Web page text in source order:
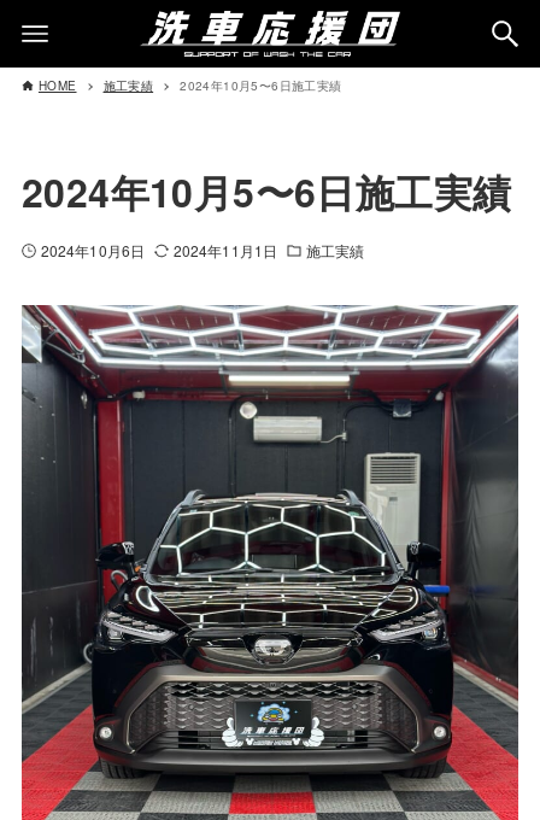
HOME 施工実績 2024年10月5〜6日施工実績
2024年10月5〜6日施工実績
2024年10月6日 2024年11月1日 施工実績